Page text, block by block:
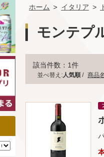
ホーム > イタリア >
モンテプ
該当件数：1件
並べ替え:人気順 / 商品